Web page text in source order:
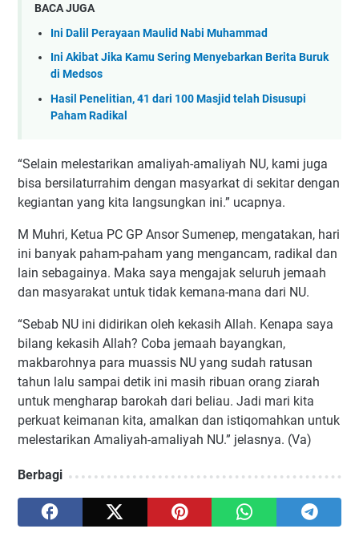
BACA JUGA
Ini Dalil Perayaan Maulid Nabi Muhammad
Ini Akibat Jika Kamu Sering Menyebarkan Berita Buruk
di Medsos
Hasil Penelitian, 41 dari 100 Masjid telah Disusupi
Paham Radikal
“Selain melestarikan amaliyah-amaliyah NU, kami juga
bisa bersilaturrahim dengan masyarkat di sekitar dengan
kegiantan yang kita langsungkan ini.” ucapnya.
M Muhri, Ketua PC GP Ansor Sumenep, mengatakan, hari
ini banyak paham-paham yang mengancam, radikal dan
lain sebagainya. Maka saya mengajak seluruh jemaah
dan masyarakat untuk tidak kemana-mana dari NU.
“Sebab NU ini didirikan oleh kekasih Allah. Kenapa saya
bilang kekasih Allah? Coba jemaah bayangkan,
makbarohnya para muassis NU yang sudah ratusan
tahun lalu sampai detik ini masih ribuan orang ziarah
untuk mengharap barokah dari beliau. Jadi mari kita
perkuat keimanan kita, amalkan dan istiqomahkan untuk
melestarikan Amaliyah-amaliyah NU.” jelasnya. (Va)
Berbagi